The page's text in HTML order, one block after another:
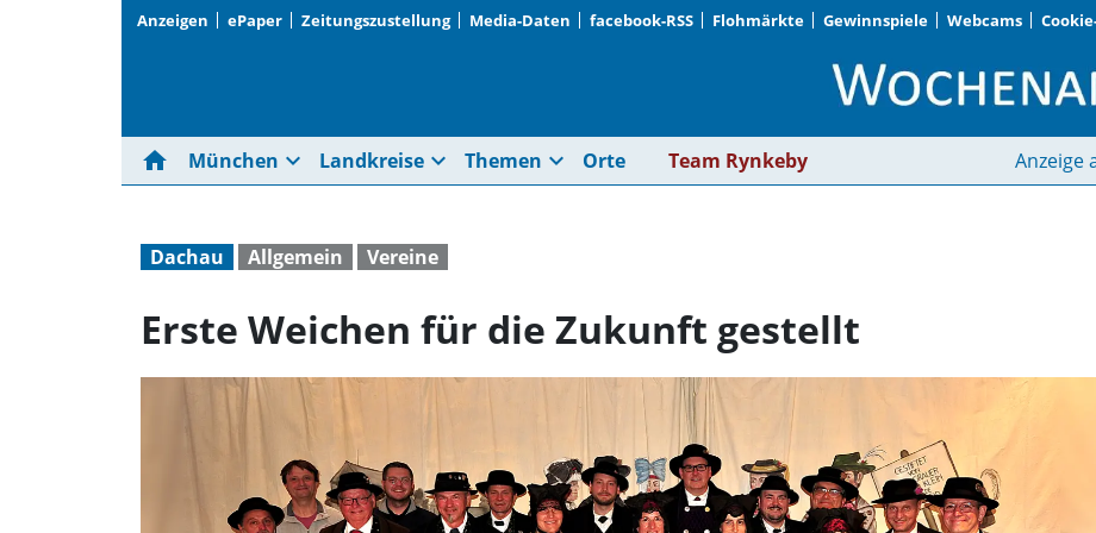
Anzeigen ePaper Zeitungszustellung Media-Daten facebook-RSS Flohmärkte Gewinnspiele Webcams
Erste Weichen für die
home München expand_more Landkreise expand_more Themen expand_more Orte Team Rynkeby Anzeige
Dachau Allgemein Vereine
Erste Weichen für die Zukunft gestellt